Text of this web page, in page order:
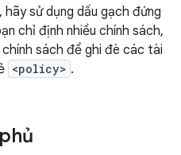
sử dụng dấu gạch đứng
chỉ định nhiều chính sách,
sách để ghi đè các tài
<policy> .